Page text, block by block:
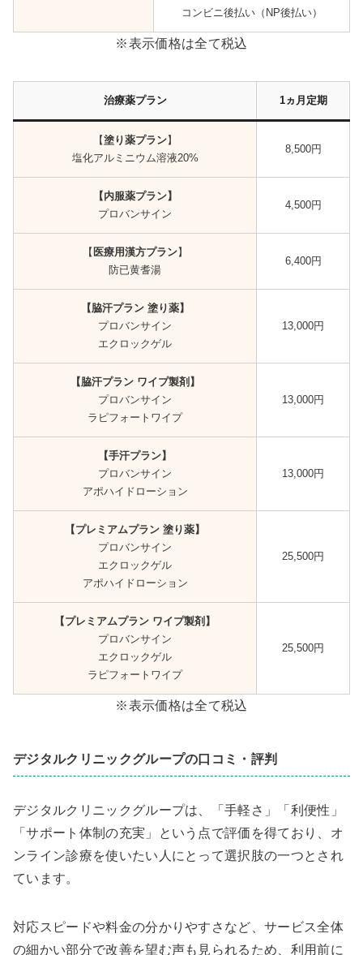
コンビニ後払い（NP後払い）
※表示価格は全て税込
治療薬プラン 1ヵ月定期
【塗り薬プラン】
塩化アルミニウム溶液20%
8,500円
【内服薬プラン】
プロバンサイン
4,500円
【 医療用漢方プラン】
防已黄耆湯
6,400円
【脇汗プラン 塗り薬】
プロバンサイン
エクロックゲル
13,000円
【脇汗プランワイプ製剤】
プロバンサイン
ラピフォートワイプ
13,000円
【手汗プラン】
プロバンサイン
アポハイドローション
13,000円
【プレミアムプラン 塗り薬】
プロバンサイン
エクロックゲル
アポハイドローション
25,500円
【プレミアムプラン ワイプ製剤】
プロバンサイン
エクロックゲル
ラピフォートワイプ
25,500円
※表示価格は全て税込
デジタルクリニックグループの口コミ・評判
デジタルクリニックグループは、「手軽さ」「利便性」
「サポート体制の充実」という点で評価を得ており、オ
ンライン診療を使いたい人にとって選択肢の一つとされ
ています。
対応スピードや料金の分かりやすさなど、サービス全体
の細かい部分で改善を望む声も見られるため、利用前に